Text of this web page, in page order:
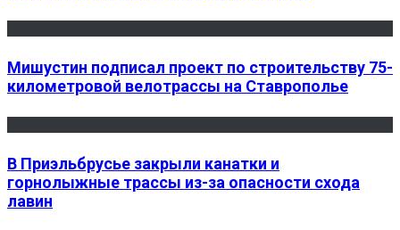
Мишустин подписал проект по строительству 75-
километровой велотрассы на Ставрополье
В Приэльбрусье закрыли канатки и
горнолыжные трассы из-за опасности схода
лавин